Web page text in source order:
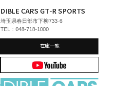
DIBLE CARS GT-R SPORTS
埼玉県春日部市下柳733-6
TEL：048-718-1000
在庫一覧